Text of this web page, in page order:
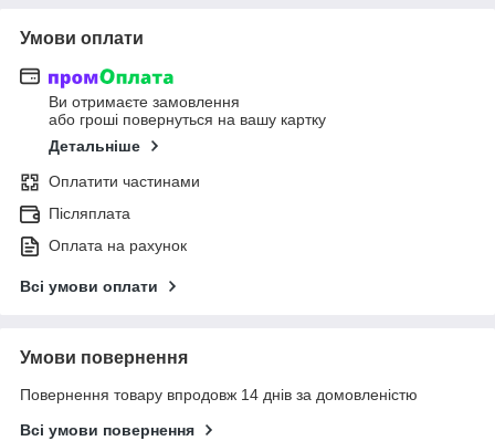
Умови оплати
Ви отримаєте замовлення
або гроші повернуться на вашу картку
Детальніше
Оплатити частинами
Післяплата
Оплата на рахунок
Всі умови оплати
Умови повернення
Повернення товару впродовж 14 днів за домовленістю
Всі умови повернення